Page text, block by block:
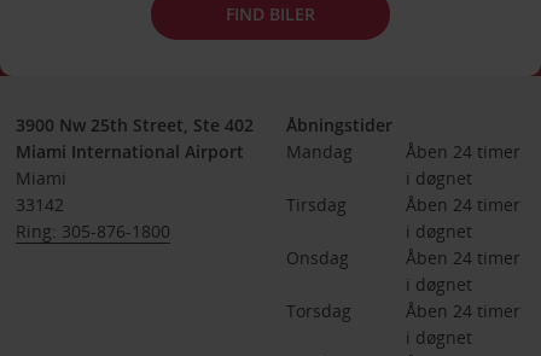
FIND BILER
3900 Nw 25th Street, Ste 402
Miami International Airport
Miami
33142
Ring: 305-876-1800
Åbningstider
Mandag
Åben 24 timer
i døgnet
Tirsdag
Åben 24 timer
i døgnet
Onsdag
Åben 24 timer
i døgnet
Torsdag
Åben 24 timer
i døgnet